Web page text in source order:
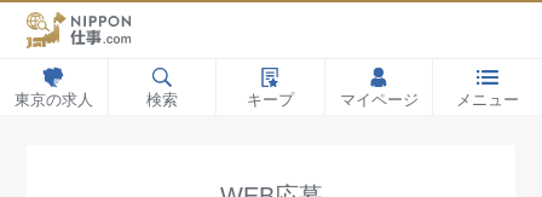
東京の求人 検索 キープ マイページ メニュー